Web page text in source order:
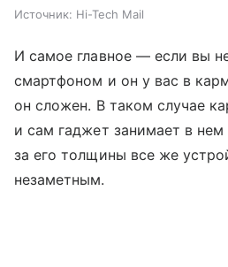
Источник: Hi-Tech Mail
И самое главное — если вы
смартфоном и он у вас в
он сложен. В таком случае
и сам гаджет занимает в
за его толщины все же
незаметным.